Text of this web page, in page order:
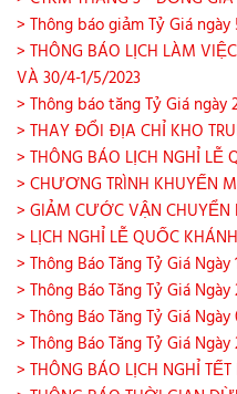
> Thông báo giảm Tỷ Giá
> THÔNG BÁO LỊCH LÀM
VÀ 30/4-1/5/2023
> Thông báo tăng Tỷ Giá ngày
> THAY ĐỔI ĐỊA CHỈ KHO
> THÔNG BÁO LỊCH NGHỈ LỄ
> CHƯƠNG TRÌNH KHUYẾN
> GIẢM CƯỚC VẬN CHUYỂN
> LỊCH NGHỈ LỄ QUỐC
> Thông Báo Tăng Tỷ Giá Ngày
> Thông Báo Tăng Tỷ Giá Ngày
> Thông Báo Tăng Tỷ Giá
> Thông Báo Tăng Tỷ Giá Ngày
> THÔNG BÁO LỊCH NGHỈ